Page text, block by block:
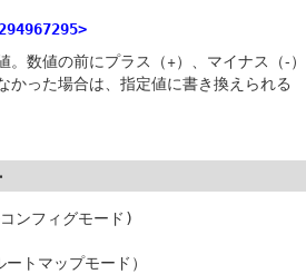
。数値の前にプラス（+）、マイナス（-
かった場合は、指定値に書き換えられる
ンフィグモード)